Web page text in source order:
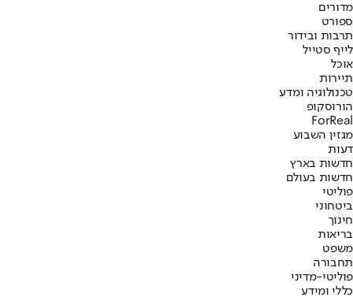
מדורים
ספורט
תרבות ובידור
לייף סטייל
אוכל
תיירות
טכנולוגיה ומדע
הורוסקופ
ForReal
מגזין השבוע
דעות
חדשות בארץ
חדשות בעולם
פוליטי
ביטחוני
חינוך
בריאות
משפט
תחבורה
פוליטי-מדיני
כללי ומידע